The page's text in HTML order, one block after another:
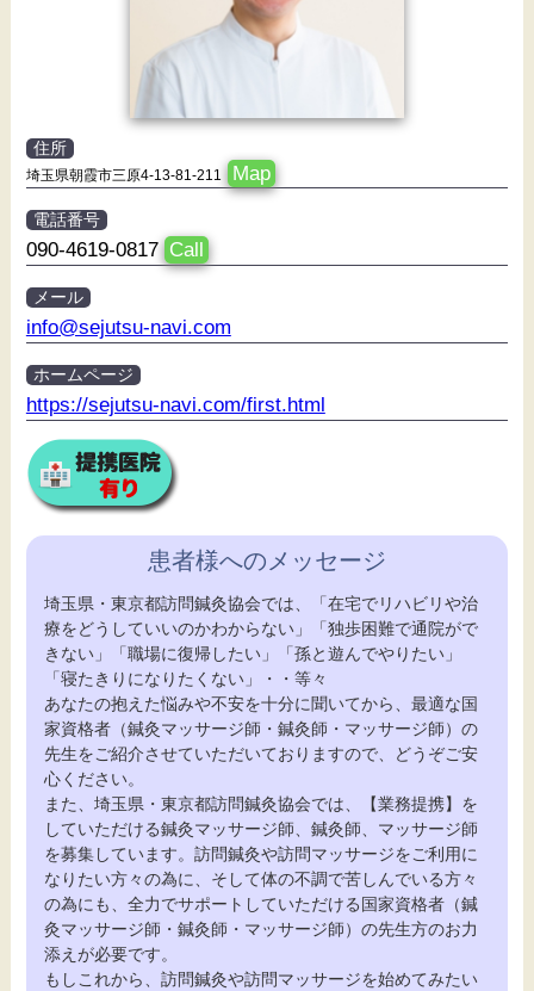
住所
埼玉県朝霞市三原4-13-81-211 Map
電話番号
090-4619-0817 Call
メール
info@sejutsu-navi.com
ホームページ
https://sejutsu-navi.com/first.html
患者様へのメッセージ
埼玉県・東京都訪問鍼灸協会では、「在宅でリハビリや治
療をどうしていいのかわからない」「独歩困難で通院がで
きない」「職場に復帰したい」「孫と遊んでやりたい」
「寝たきりになりたくない」・・等々
あなたの抱えた悩みや不安を十分に聞いてから、最適な国
家資格者（鍼灸マッサージ師・鍼灸師・マッサージ師）の
先生をご紹介させていただいておりますので、どうぞご安
心ください。
また、埼玉県・東京都訪問鍼灸協会では、【業務提携】を
していただける鍼灸マッサージ師、鍼灸師、マッサージ師
を募集しています。訪問鍼灸や訪問マッサージをご利用に
なりたい方々の為に、そして体の不調で苦しんでいる方々
の為にも、全力でサポートしていただける国家資格者（鍼
灸マッサージ師・鍼灸師・マッサージ師）の先生方のお力
添えが必要です。
もしこれから、訪問鍼灸や訪問マッサージを始めてみたい